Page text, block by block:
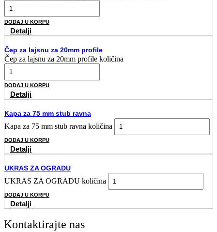
DODAJ U KORPU
Detalji
Čep za lajsnu za 20mm profile
Čep za lajsnu za 20mm profile količina
DODAJ U KORPU
Detalji
Kapa za 75 mm stub ravna
Kapa za 75 mm stub ravna količina
DODAJ U KORPU
Detalji
UKRAS ZA OGRADU
UKRAS ZA OGRADU količina
DODAJ U KORPU
Detalji
Kontaktirajte nas